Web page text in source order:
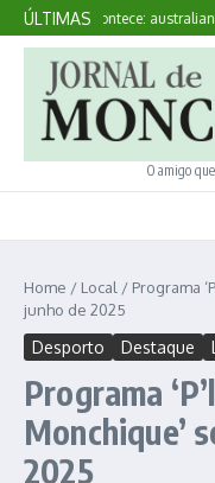
Ir para o conteúdo
ÚLTIMAS
Aqui Acontece:
O amigo
Home / Local / Programa
junho de 2025
Desporto Destaque
Programa
Monchique’
2025